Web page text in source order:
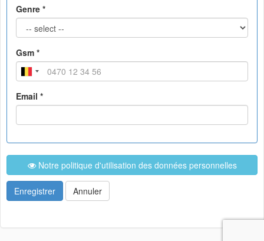
Genre *
Gsm *
Email *
Notre politique d'utilisation des données personnelles
Enregistrer Annuler